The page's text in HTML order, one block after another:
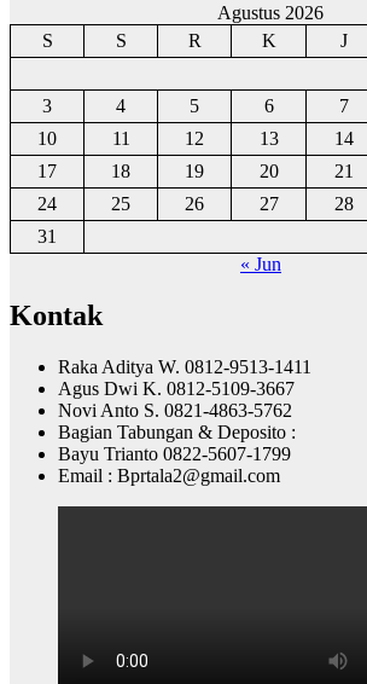
Agustus 2026
S
S R K J
3
4 5 6 7
10
11 12 13 14
17
18 19 20 21
24
25 26 27 28
31
« Jun
Kontak
Raka Aditya W. 0812-9513-1411
Agus Dwi K. 0812-5109-3667
Novi Anto S. 0821-4863-5762
Bagian Tabungan & Deposito :
Bayu Trianto 0822-5607-1799
Email : Bprtala2@gmail.com